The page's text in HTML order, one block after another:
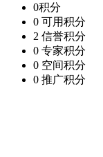
0积分
0 可用积分
2 信誉积分
0 专家积分
0 空间积分
0 推广积分